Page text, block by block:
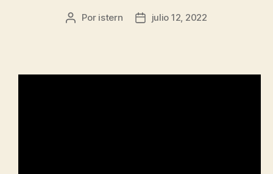
Autor
Por istern
Fechajulio 12, 2022